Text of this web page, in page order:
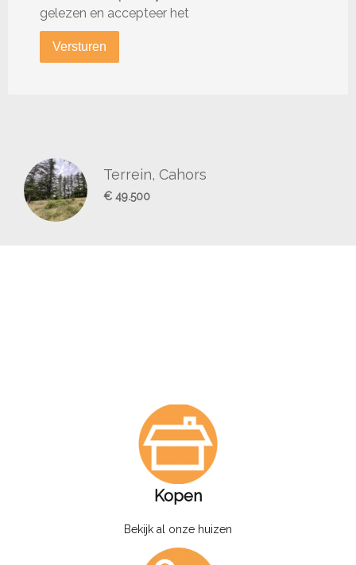
gelezen en accepteer het
Versturen
Terrein, Cahors
€ 49.500
Kopen
Bekijk al onze huizen